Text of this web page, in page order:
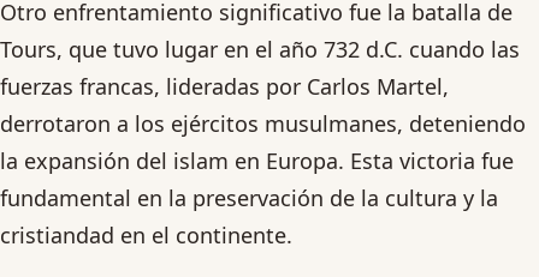
Otro enfrentamiento significativo fue la batalla de
Tours, que tuvo lugar en el año 732 d.C. cuando las
fuerzas francas, lideradas por Carlos Martel,
derrotaron a los ejércitos musulmanes, deteniendo
la expansión del islam en Europa. Esta victoria fue
fundamental en la preservación de la cultura y la
cristiandad en el continente.